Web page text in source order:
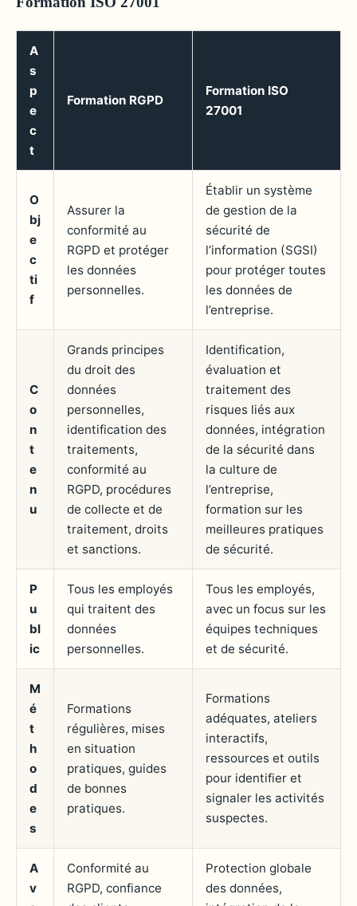
A
s
p
e
c
t
Formation RGPD
Formation ISO
27001
O
bj
e
c
ti
f
Assurer la
conformité au
RGPD et protéger
les données
personnelles.
Établir un système
de gestion de la
sécurité de
l’information (SGSI)
pour protéger toutes
les données de
l’entreprise.
C
o
n
t
e
n
u
Grands principes
du droit des
données
personnelles,
identification des
traitements,
conformité au
RGPD, procédures
de collecte et de
traitement, droits
et sanctions.
Identification,
évaluation et
traitement des
risques liés aux
données, intégration
de la sécurité dans
la culture de
l’entreprise,
formation sur les
meilleures pratiques
de sécurité.
P
u
bl
ic
Tous les employés
qui traitent des
données
personnelles.
Tous les employés,
avec un focus sur les
équipes techniques
et de sécurité.
M
é
t
h
o
d
e
s
Formations
régulières, mises
en situation
pratiques, guides
de bonnes
pratiques.
Formations
adéquates, ateliers
interactifs,
ressources et outils
pour identifier et
signaler les activités
suspectes.
A
v
Conformité au
RGPD, confiance
Protection globale
des données,